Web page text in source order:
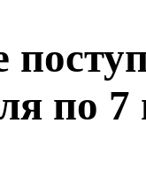
по 7